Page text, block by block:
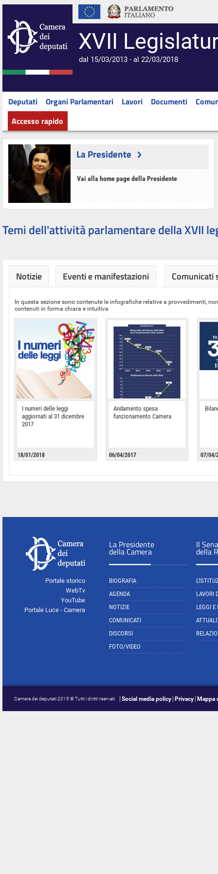
XVII
dal 15/03/2013 - al 22/03/2018
Deputati Organi Parlamentari Lavori Documenti
Accesso rapido
La Presidente
Vai alla home page della Presidente
Temi dell'attività parlamentare della XVII
Notizie Eventi e manifestazioni Comunicati
In questa sezione sono contenute le infografiche relative a provvedimenti,
contenuti in forma chiara e intuitiva
I numeri delle leggi
aggiornati al 31 dicembre
2017
18/01/2018
Andamento spesa
funzionamento Camera
06/04/2017 07/04/
Portale storico
WebTv
YouTube
Portale Luce - Camera
La Presidente
della Camera
BIOGRAFIA
AGENDA
NOTIZIE
COMUNICATI
DISCORSI
FOTO/VIDEO
Il
della
LAVORI
LEGGI E
Camera dei deputati 2015 © Tutti i diritti riservati Social media policy Privacy Mappa